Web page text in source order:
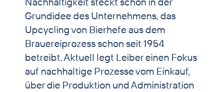
Grundidee des Unternehmens, das
Upcycling von Bierhefe aus dem
Brauereiprozess schon seit 1954
betreibt. Aktuell legt Leiber einen Fokus
auf nachhaltige Prozesse vom Einkauf,
über die Produktion und Administration